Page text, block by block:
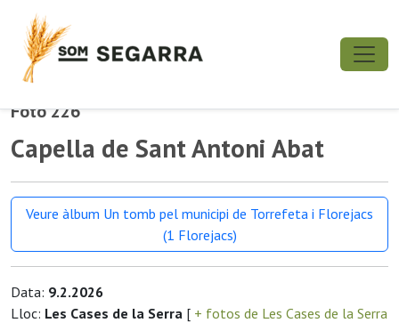
Foto 226
Capella de Sant Antoni Abat
Veure àlbum Un tomb pel municipi de Torrefeta i Florejacs
(1 Florejacs)
Data: 9.2.2026
Lloc: Les Cases de la Serra [ + fotos de Les Cases de la Serra